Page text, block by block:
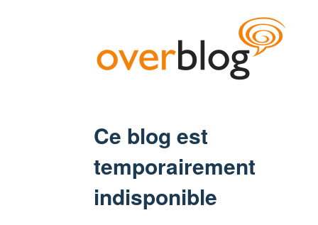
Ce blog est
temporairement
indisponible